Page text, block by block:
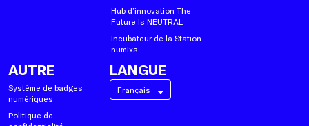
Hub d’innovation The
Future Is NEUTRAL
Incubateur de la Station
numixs
AUTRE
Système de badges
numériques
Politique de
LANGUE
Français